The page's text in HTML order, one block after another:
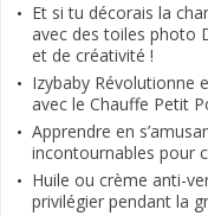
Et si tu décorais la
avec des toiles photo
et de créativité !
Izybaby Révolutionne
avec le Chauffe Petit
Apprendre en
incontournables pour
Huile ou crème anti-
privilégier pendant la